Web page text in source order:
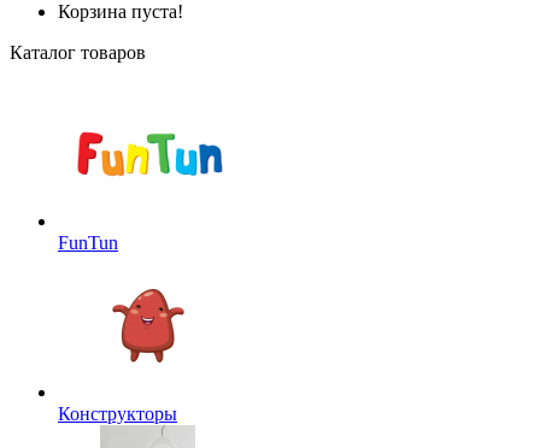
Корзина пуста!
Каталог товаров
FunTun
Конструкторы